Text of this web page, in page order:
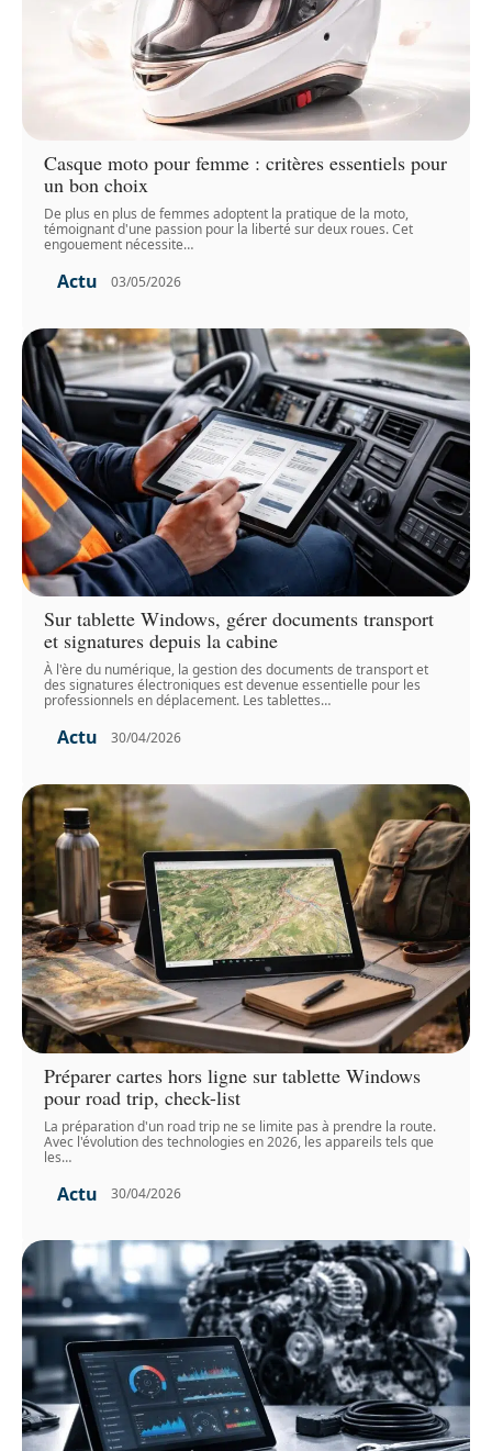
Casque moto pour femme : critères essentiels pour
un bon choix
De plus en plus de femmes adoptent la pratique de la moto,
témoignant d'une passion pour la liberté sur deux roues. Cet
engouement nécessite…
Actu 03/05/2026
Sur tablette Windows, gérer documents transport
et signatures depuis la cabine
À l'ère du numérique, la gestion des documents de transport et
des signatures électroniques est devenue essentielle pour les
professionnels en déplacement. Les tablettes…
Actu 30/04/2026
Préparer cartes hors ligne sur tablette Windows
pour road trip, check-list
La préparation d'un road trip ne se limite pas à prendre la route.
Avec l'évolution des technologies en 2026, les appareils tels que
les…
Actu 30/04/2026